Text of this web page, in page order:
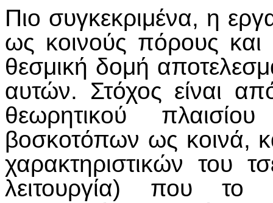
Πιο συγκεκριμένα, η
ως κοινούς πόρους και
θεσμική δομή
αυτών. Στόχος είναι
θεωρητικού
βοσκοτόπων ως κοινά,
χαρακτηριστικών του
λειτουργία) που το